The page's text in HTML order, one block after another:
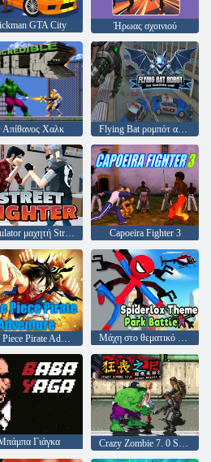
GTA City Ήρωας σχοινιού
Χαλκ Flying Bat ρομπότ αυτοκίνητο μετασχηματισμό του παιχνιδιού
Simulator μαχητή Street Capoeira Fighter 3
One Piece Pirate Adventure
Γιάγκα